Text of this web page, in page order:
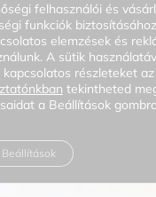
felhasználói és
funkciók
elemzések és
A sütik
részleteket az
tekintheted
a Beállítások
Beállítások